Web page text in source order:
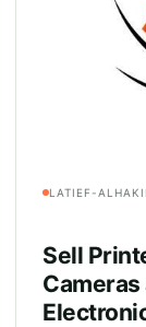
LATIEF-
Sell